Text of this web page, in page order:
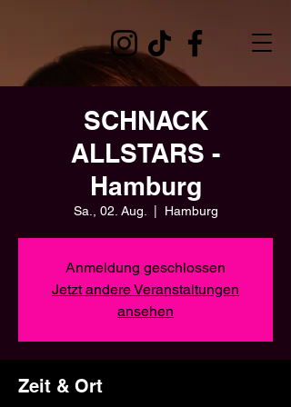
SCHNACK
ALLSTARS -
Hamburg
Sa., 02. Aug. Hamburg
Anmeldung geschlossen
Jetzt andere Veranstaltungen
ansehen
Zeit & Ort